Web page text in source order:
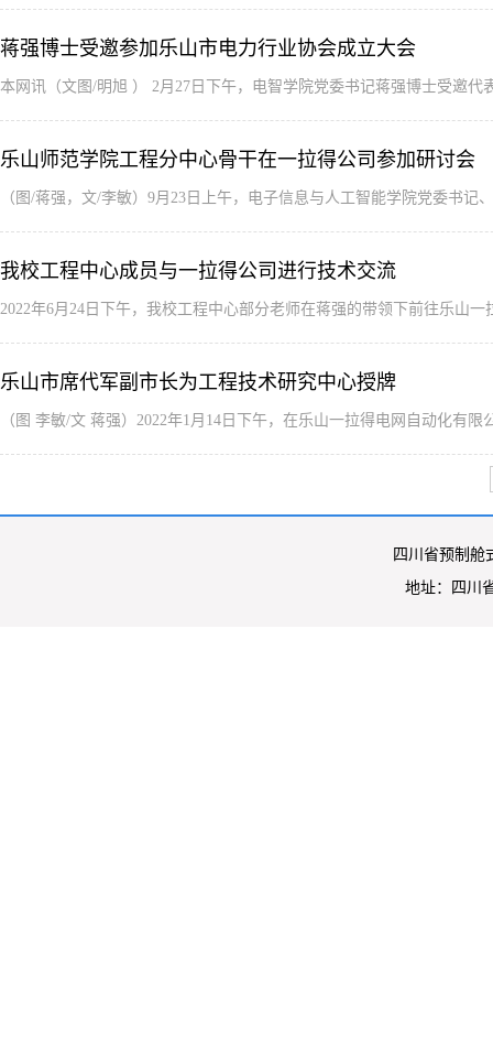
蒋强博士受邀参加乐山市电力行业协会成立大会
本网讯（文图/明旭 ） 2月27日下午，电智学院党委书记蒋强博士受邀
乐山师范学院工程分中心骨干在一拉得公司参加研讨会
（图/蒋强，文/李敏）9月23日上午，电子信息与人工智能学院党委书
我校工程中心成员与一拉得公司进行技术交流
2022年6月24日下午，我校工程中心部分老师在蒋强的带领下前往乐山
乐山市席代军副市长为工程技术研究中心授牌
（图 李敏/文 蒋强）2022年1月14日下午，在乐山一拉得电网自动化有
四川省预制舱
地址：四川